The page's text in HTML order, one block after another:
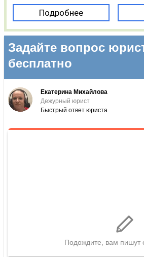
Подробнее